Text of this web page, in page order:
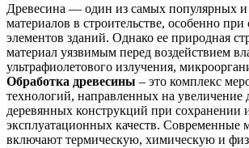
Древесина — один из самых популярных
материалов в строительстве, особенно
элементов зданий. Однако ее природная
материал уязвимым перед воздействием
ультрафиолетового излучения,
Обработка древесины – это комплекс
технологий, направленных на увеличение
деревянных конструкций при сохранении
эксплуатационных качеств. Современные
включают термическую, химическую и